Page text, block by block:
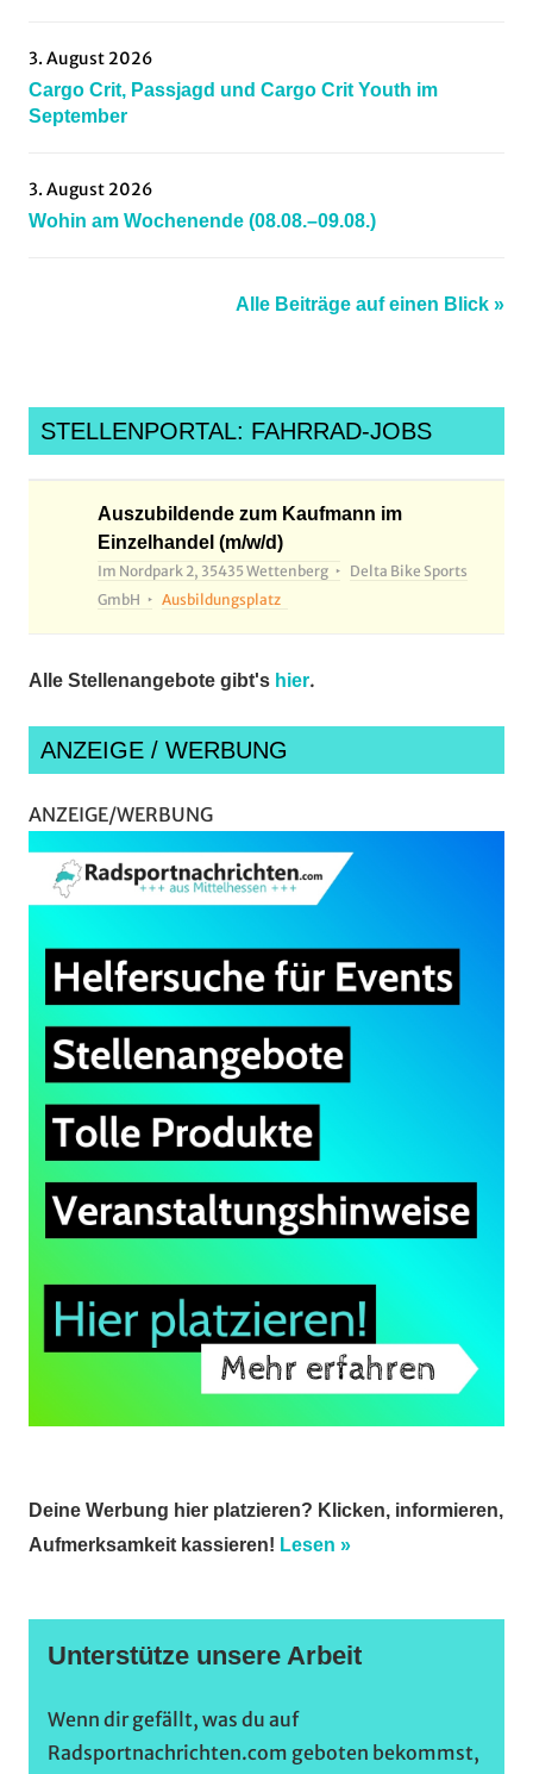
3. August 2026
Cargo Crit, Passjagd und Cargo Crit Youth im
September
3. August 2026
Wohin am Wochenende (08.08.–09.08.)
Alle Beiträge auf einen Blick »
STELLENPORTAL: FAHRRAD-JOBS
Auszubildende zum Kaufmann im
Einzelhandel (m/w/d)
Im Nordpark 2, 35435 Wettenberg
Delta Bike Sports
GmbH
Ausbildungsplatz
Alle Stellenangebote gibt's hier.
ANZEIGE / WERBUNG
ANZEIGE/WERBUNG
Deine Werbung hier platzieren? Klicken, informieren,
Aufmerksamkeit kassieren! Lesen »
Unterstütze unsere Arbeit
Wenn dir gefällt, was du auf
Radsportnachrichten.com geboten bekommst,